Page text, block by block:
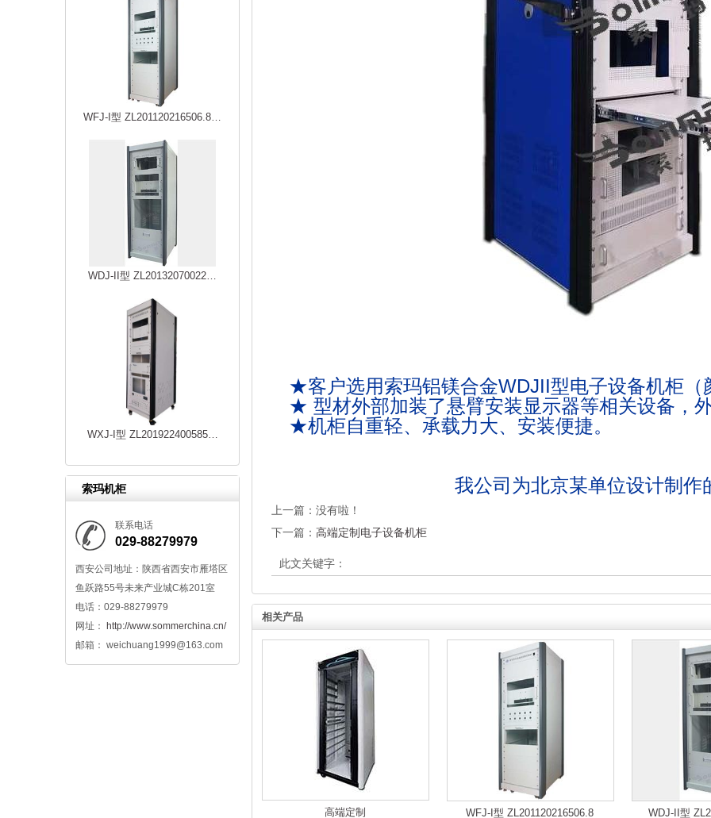
WFJ-I型 ZL201120216506.8…
WDJ-II型 ZL20132070022…
WXJ-I型 ZL201922400585…
索玛机柜
联系电话
029-88279979
西安公司地址：陕西省西安市雁塔区
鱼跃路55号未来产业城C栋201室
电话：029-88279979
网址：
http://www.sommerchina.cn/
邮箱： weichuang1999@163.com
★客户选用索玛铝镁合金WDJII型电子设备机柜（
★ 型材外部加装了悬臂安装显示器等相关设备，
★机柜自重轻、承载力大、安装便捷。
我公司为北京某单位设计制作
上一篇：没有啦！
下一篇： 高端定制电子设备机柜
此文关键字：
相关产品
高端定制 WFJ-I型 ZL201120216506.8 WDJ-II型